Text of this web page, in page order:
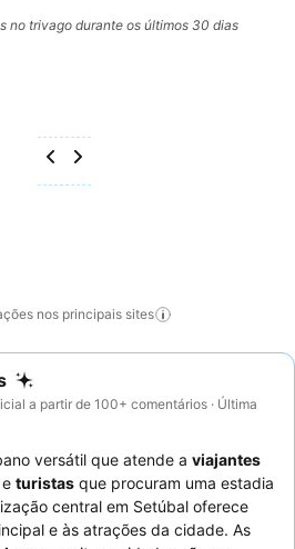
no trivago durante os últimos 30 dias
nos principais sites
a partir de 100+ comentários · Última
versátil que atende a viajantes
e turistas que procuram uma estadia
central em Setúbal oferece
e às atrações da cidade. As